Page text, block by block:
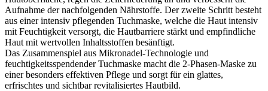
Aufnahme der nachfolgenden Nährstoffe. Der zweite Schritt besteht
aus einer intensiv pflegenden Tuchmaske, welche die Haut intensiv
mit Feuchtigkeit versorgt, die Hautbarriere stärkt und empfindliche
Haut mit wertvollen Inhaltsstoffen besänftigt.
Das Zusammenspiel aus Mikronadel-Technologie und
feuchtigkeitsspendender Tuchmaske macht die 2-Phasen-Maske zu
einer besonders effektiven Pflege und sorgt für ein glattes,
erfrischtes und sichtbar revitalisiertes Hautbild.